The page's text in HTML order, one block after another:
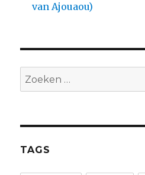
van Ajouaou)
Zoeken
naar:
TAGS